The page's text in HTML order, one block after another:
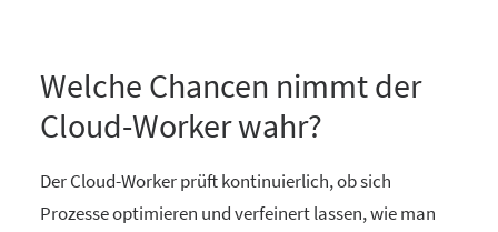
Welche Chancen nimmt der
Cloud-Worker wahr?
Der Cloud-Worker prüft kontinuierlich, ob sich
Prozesse optimieren und verfeinert lassen, wie man